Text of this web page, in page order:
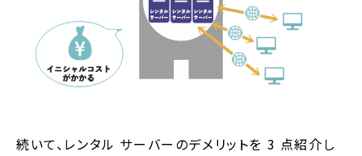
続いて、レンタル サーバーのデメリットを 3 点紹介し